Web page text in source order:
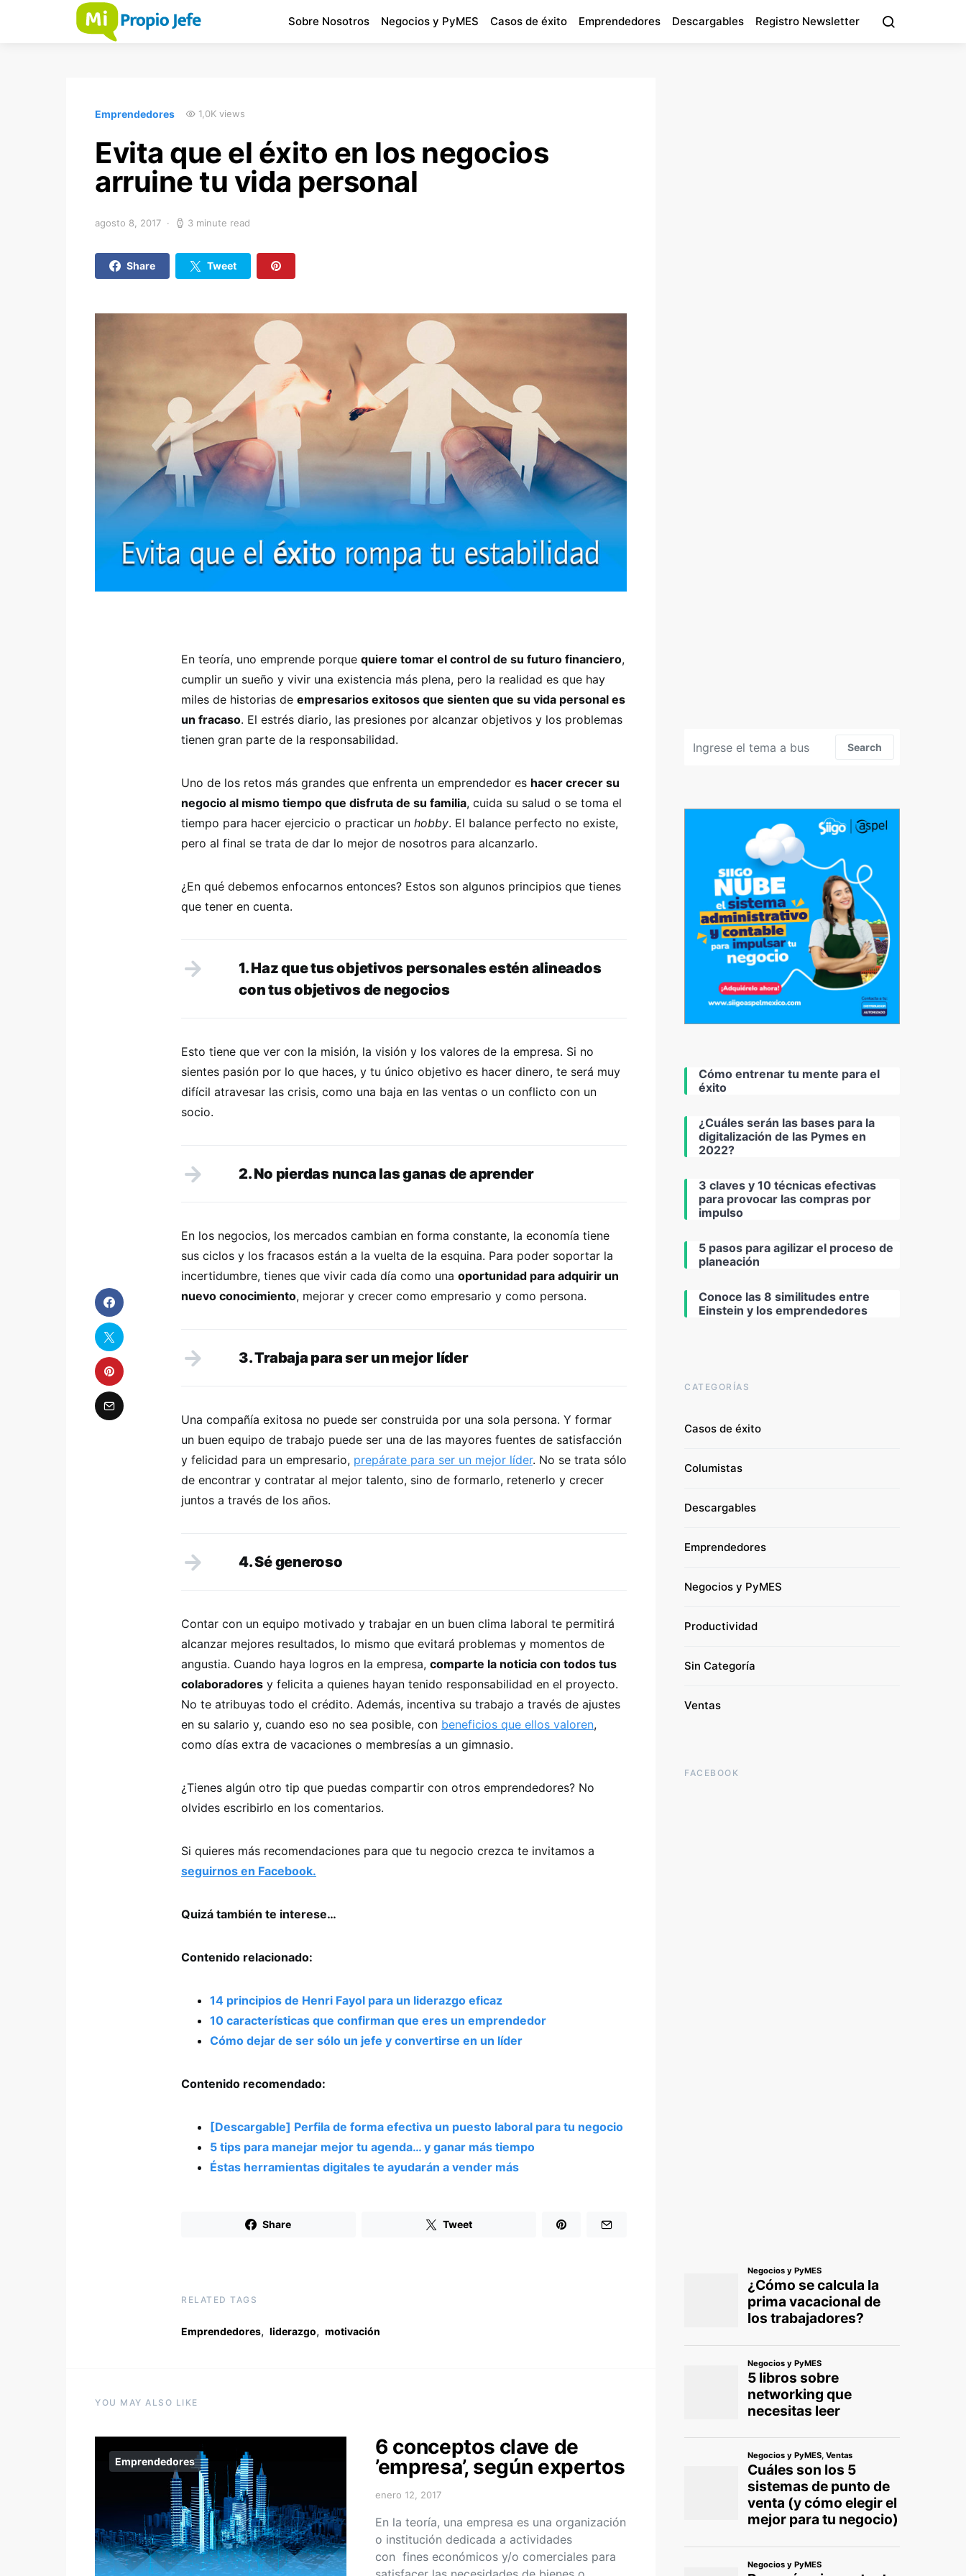
Sobre Nosotros Negocios y PyMES Casos de éxito Emprendedores Descargables Registro Newsletter
Emprendedores 1,0K views
Evita que el éxito en los negocios
arruine tu vida personal
agosto 8, 2017 3 minute read
Share Tweet
En teoría, uno emprende porque quiere tomar el control de su futuro financiero,
cumplir un sueño y vivir una existencia más plena, pero la realidad es que hay
miles de historias de empresarios exitosos que sienten que su vida personal es
un fracaso. El estrés diario, las presiones por alcanzar objetivos y los problemas
tienen gran parte de la responsabilidad.
Uno de los retos más grandes que enfrenta un emprendedor es hacer crecer su
negocio al mismo tiempo que disfruta de su familia, cuida su salud o se toma el
tiempo para hacer ejercicio o practicar un hobby. El balance perfecto no existe,
pero al final se trata de dar lo mejor de nosotros para alcanzarlo.
¿En qué debemos enfocarnos entonces? Estos son algunos principios que tienes
que tener en cuenta.
1. Haz que tus objetivos personales estén alineados
con tus objetivos de negocios
Esto tiene que ver con la misión, la visión y los valores de la empresa. Si no
sientes pasión por lo que haces, y tu único objetivo es hacer dinero, te será muy
difícil atravesar las crisis, como una baja en las ventas o un conflicto con un
socio.
2. No pierdas nunca las ganas de aprender
En los negocios, los mercados cambian en forma constante, la economía tiene
sus ciclos y los fracasos están a la vuelta de la esquina. Para poder soportar la
incertidumbre, tienes que vivir cada día como una oportunidad para adquirir un
nuevo conocimiento, mejorar y crecer como empresario y como persona.
3. Trabaja para ser un mejor líder
Una compañía exitosa no puede ser construida por una sola persona. Y formar
un buen equipo de trabajo puede ser una de las mayores fuentes de satisfacción
y felicidad para un empresario, prepárate para ser un mejor líder. No se trata sólo
de encontrar y contratar al mejor talento, sino de formarlo, retenerlo y crecer
juntos a través de los años.
4. Sé generoso
Contar con un equipo motivado y trabajar en un buen clima laboral te permitirá
alcanzar mejores resultados, lo mismo que evitará problemas y momentos de
angustia. Cuando haya logros en la empresa, comparte la noticia con todos tus
colaboradores y felicita a quienes hayan tenido responsabilidad en el proyecto.
No te atribuyas todo el crédito. Además, incentiva su trabajo a través de ajustes
en su salario y, cuando eso no sea posible, con beneficios que ellos valoren,
como días extra de vacaciones o membresías a un gimnasio.
¿Tienes algún otro tip que puedas compartir con otros emprendedores? No
olvides escribirlo en los comentarios.
Si quieres más recomendaciones para que tu negocio crezca te invitamos a
seguirnos en Facebook.
Quizá también te interese…
Contenido relacionado:
14 principios de Henri Fayol para un liderazgo eficaz
10 características que confirman que eres un emprendedor
Cómo dejar de ser sólo un jefe y convertirse en un líder
Contenido recomendado:
[Descargable] Perfila de forma efectiva un puesto laboral para tu negocio
5 tips para manejar mejor tu agenda… y ganar más tiempo
Éstas herramientas digitales te ayudarán a vender más
Share Tweet
RELATED TAGS
Emprendedores, liderazgo, motivación
YOU MAY ALSO LIKE
Emprendedores
6 conceptos clave de
’empresa’, según expertos
enero 12, 2017
En la teoría, una empresa es una organización
o institución dedicada a actividades
con fines económicos y/o comerciales para
Search
Cómo entrenar tu mente para el
éxito
¿Cuáles serán las bases para la
digitalización de las Pymes en
2022?
3 claves y 10 técnicas efectivas
para provocar las compras por
impulso
5 pasos para agilizar el proceso de
planeación
Conoce las 8 similitudes entre
Einstein y los emprendedores
CATEGORÍAS
Casos de éxito
Columistas
Descargables
Emprendedores
Negocios y PyMES
Productividad
Sin Categoría
Ventas
FACEBOOK